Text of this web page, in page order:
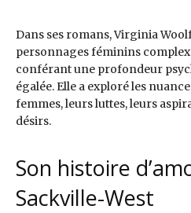
Dans ses romans, Virginia
personnages féminins
conférant une profondeur
égalée. Elle a exploré les
femmes, leurs luttes, leurs
désirs.
Son histoire
Sackville-West